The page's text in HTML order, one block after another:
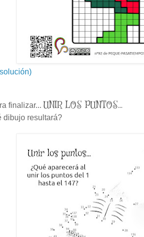
finalizar... UNIR LOS PUNTOS...
dibujo resultará?